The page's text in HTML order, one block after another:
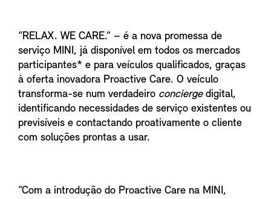
“RELAX. WE CARE.” – é a nova promessa de
serviço MINI, já disponível em todos os mercados
participantes* e para veículos qualificados, graças
à oferta inovadora Proactive Care. O veículo
transforma-se num verdadeiro concierge digital,
identificando necessidades de serviço existentes ou
previsíveis e contactando proativamente o cliente
com soluções prontas a usar.
“Com a introdução do Proactive Care na MINI,